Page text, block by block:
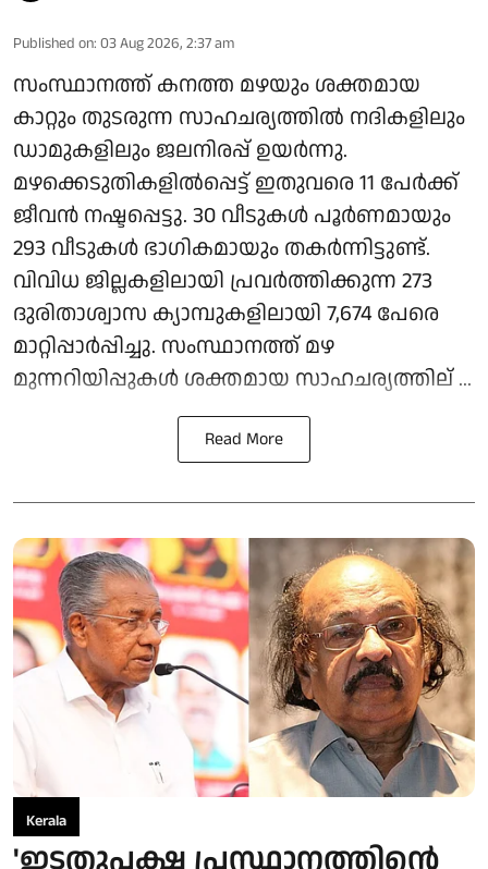
Published on: 03 Aug 2026, 2:37 am
സംസ്ഥാനത്ത് കനത്ത മഴയും ശക്തമായ
കാറ്റും തുടരുന്ന സാഹചര്യത്തില്‍ നദികളിലും
ഡാമുകളിലും ജലനിരപ്പ് ഉയര്‍ന്നു.
മഴക്കെടുതികളില്‍പ്പെട്ട് ഇതുവരെ 11 പേര്‍ക്ക്
ജീവന്‍ നഷ്ടപ്പെട്ടു. 30 വീടുകള്‍ പൂര്‍ണമായും
293 വീടുകള്‍ ഭാഗികമായും തകര്‍ന്നിട്ടുണ്ട്.
വിവിധ ജില്ലകളിലായി പ്രവര്‍ത്തിക്കുന്ന 273
ദുരിതാശ്വാസ ക്യാമ്പുകളിലായി 7,674 പേരെ
മാറ്റിപ്പാര്‍പ്പിച്ചു. സംസ്ഥാനത്ത് മഴ
മുന്നറിയിപ്പുകള്‍ ശക്തമായ സാഹചര്യത്തില് ...
Read More
Kerala